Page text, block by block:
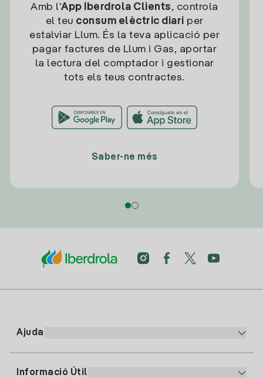
Amb l'App Iberdrola Clients, controla
el teu consum elèctric diari per
estalviar Llum. És la teva aplicació per
pagar factures de Llum i Gas, aportar
la lectura del comptador i gestionar
tots els teus contractes.
Saber-ne més
Ajuda
Informació Útil